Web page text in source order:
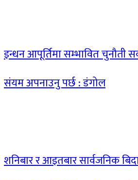
इन्धन आपूर्तिमा सम्भावित चुनौती
संयम अपनाउनु पर्छ : डंगोल
शनिबार र आइतबार सार्वजनिक